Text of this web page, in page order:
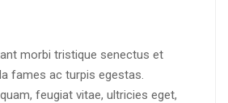
morbi tristique senectus et
fames ac turpis egestas.
feugiat vitae, ultricies eget,